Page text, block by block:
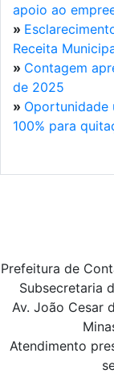
apoio ao
»
Receita
» Contagem
de 2025
» Oportunidade
100% para
Prefeitura de
Subsecretaria
Av. João Cesar
Atendimento